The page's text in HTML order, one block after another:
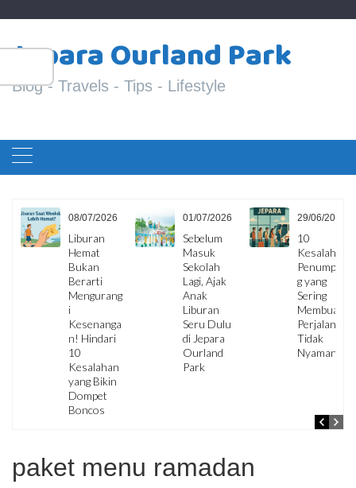
content
Jepara Ourland Park
Blog - Travels - Tips - Lifestyle
08/07/2026
Liburan
Hemat
Bukan
Berarti
Mengurang
i
Kesenanga
n! Hindari
10
Kesalahan
yang Bikin
Dompet
Boncos
01/07/2026
Sebelum
Masuk
Sekolah
Lagi, Ajak
Anak
Liburan
Seru Dulu
di Jepara
Ourland
Park
29/06/2026
10
Kesalahan
Penumpan
g yang
Sering
Membuat
Perjalanan
Tidak
Nyaman
paket menu ramadan